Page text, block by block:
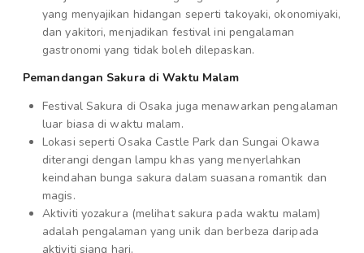
yang menyajikan hidangan seperti takoyaki, okonomiyaki,
dan yakitori, menjadikan festival ini pengalaman
gastronomi yang tidak boleh dilepaskan.
Pemandangan Sakura di Waktu Malam
Festival Sakura di Osaka juga menawarkan pengalaman
luar biasa di waktu malam.
Lokasi seperti Osaka Castle Park dan Sungai Okawa
diterangi dengan lampu khas yang menyerlahkan
keindahan bunga sakura dalam suasana romantik dan
magis.
Aktiviti yozakura (melihat sakura pada waktu malam)
adalah pengalaman yang unik dan berbeza daripada
aktiviti siang hari.